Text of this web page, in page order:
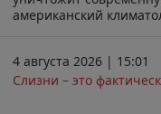
американский
4 августа 2026 | 15:01
Слизни – это